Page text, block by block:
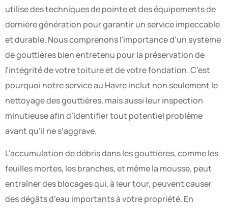
utilise des techniques de pointe et des équipements de
dernière génération pour garantir un service impeccable
et durable. Nous comprenons l’importance d’un système
de gouttières bien entretenu pour la préservation de
l’intégrité de votre toiture et de votre fondation. C’est
pourquoi notre service au Havre inclut non seulement le
nettoyage des gouttières, mais aussi leur inspection
minutieuse afin d’identifier tout potentiel problème
avant qu’il ne s’aggrave.
L’accumulation de débris dans les gouttières, comme les
feuilles mortes, les branches, et même la mousse, peut
entraîner des blocages qui, à leur tour, peuvent causer
des dégâts d’eau importants à votre propriété. En